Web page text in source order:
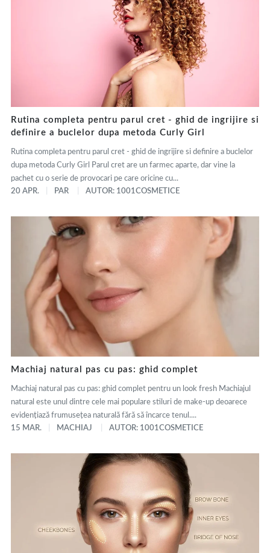
Rutina completa pentru parul cret - ghid de ingrijire si
definire a buclelor dupa metoda Curly Girl
Rutina completa pentru parul cret - ghid de ingrijire si definire a buclelor
dupa metoda Curly Girl Parul cret are un farmec aparte, dar vine la
pachet cu o serie de provocari pe care oricine cu...
20 APR.
PAR AUTOR: 1001COSMETICE
Machiaj natural pas cu pas: ghid complet
Machiaj natural pas cu pas: ghid complet pentru un look fresh Machiajul
natural este unul dintre cele mai populare stiluri de make-up deoarece
evidențiază frumusețea naturală fără să încarce tenul....
15 MAR.
MACHIAJ AUTOR: 1001COSMETICE